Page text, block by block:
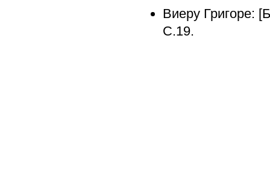
Виеру Григоре:
С.19.